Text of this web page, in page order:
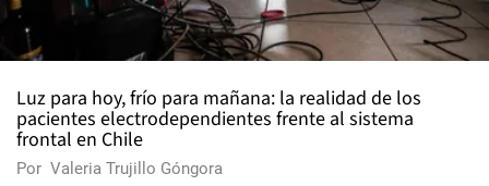
Luz para hoy, frío para mañana: la realidad de los
pacientes electrodependientes frente al sistema
frontal en Chile
Por Valeria Trujillo Góngora